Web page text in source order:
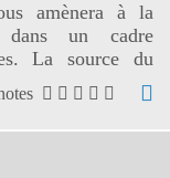
amènera à la
un cadre
La source du
résurgence
des plus vastes
de France.